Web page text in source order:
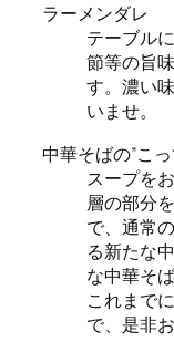
ラーメンダレ
テーブル
節等の旨
す。濃い
いませ。
中華そばの”こ
スープを
層の部分
で、通常
る新たな
な中華そ
これまで
で、是非